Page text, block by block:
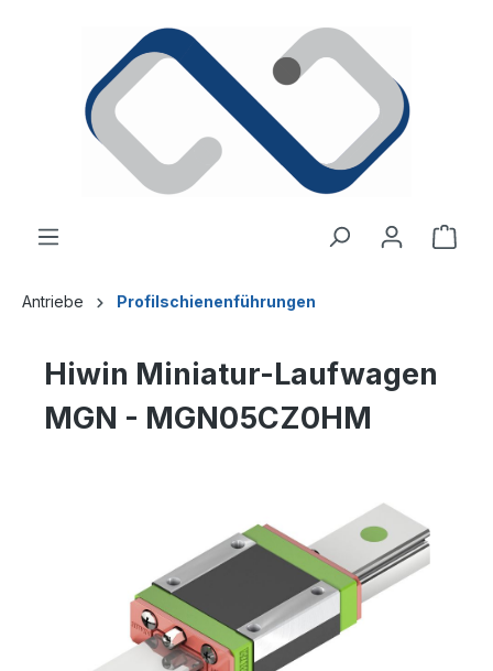
Antriebe Profilschienenführungen
Hiwin Miniatur-Laufwagen
MGN - MGN05CZ0HM